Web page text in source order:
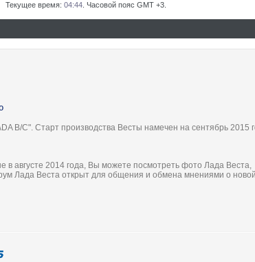
Текущее время: 04:44 . Часовой пояс GMT +3.
B/C". Старт производства Весты намечен на сентябрь 2015
в августе 2014 года, Вы можете посмотреть фото Лада Веста,
Лада Веста открыт для общения и обмена мнениями о